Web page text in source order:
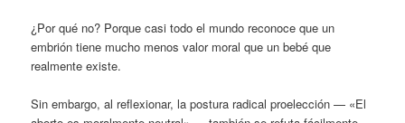
¿Por qué no? Porque casi todo el mundo reconoce que un
embrión tiene mucho menos valor moral que un bebé que
realmente existe.
Sin embargo, al reflexionar, la postura radical proelección — «El